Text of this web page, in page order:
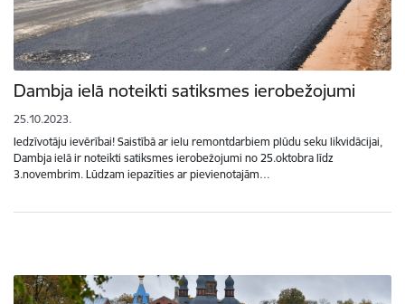
Dambja ielā noteikti satiksmes ierobežojumi
25.10.2023.
Iedzīvotāju ievērībai! Saistībā ar ielu remontdarbiem plūdu seku likvidācijai,
Dambja ielā ir noteikti satiksmes ierobežojumi no 25.oktobra līdz
3.novembrim. Lūdzam iepazīties ar pievienotajām…